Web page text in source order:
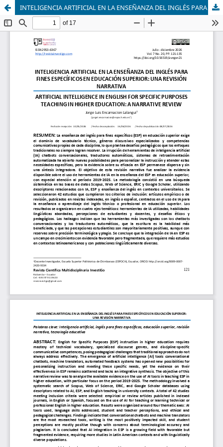
INTELIGENCIA ARTIFICIAL EN LA ENSEÑANZA DEL INGLÉS PARA FINES ESPECÍFICOS EN EDUCACIÓN SUPERIOR: UNA REVISIÓN NARRATIVA